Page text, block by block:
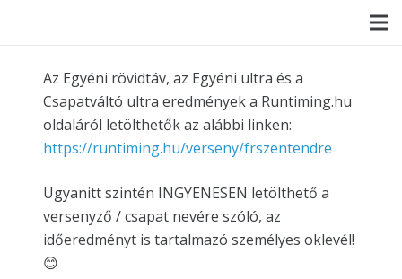
Az Egyéni rövidtáv, az Egyéni ultra és a
Csapatváltó ultra eredmények a Runtiming.hu
oldaláról letölthetők az alábbi linken:
https://runtiming.hu/verseny/frszentendre
Ugyanitt szintén INGYENESEN letölthető a
versenyző / csapat nevére szóló, az
időeredményt is tartalmazó személyes oklevél!
😊